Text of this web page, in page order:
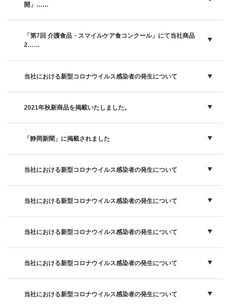
開」……
「第7回 介護食品・スマイルケア食コンクール」にて当社商品
2……
当社における新型コロナウイルス感染者の発生について
2021年秋新商品を掲載いたしました。
「静岡新聞」に掲載されました
当社における新型コロナウイルス感染者の発生について
当社における新型コロナウイルス感染者の発生について
当社における新型コロナウイルス感染者の発生について
当社における新型コロナウイルス感染者の発生について
当社における新型コロナウイルス感染者の発生について